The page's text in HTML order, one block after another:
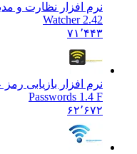
نرم افزار نظارت و
Watcher 2.42
۷۱٬۴۴۳
نرم افزار بازیابی رمز
Passwords 1.4 F
۶۲٬۶۷۲